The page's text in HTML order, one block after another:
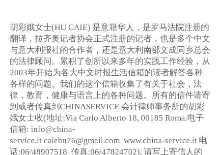
胡彩娥女士(HU CAIE) 是意籍华人，是罗马法院注册的
翻译，拉齐奥记者协会正式注册的记者，也是多个中文
与意大利报社的合作者，还是意大利南部文成同乡总会
的法律顾问。累积了创所以来多年的实践工作经验，从
2003年开始为各大中文时报生活信箱的读者解答各种
各样的问题。我们的这个信箱收集了有关于社会，法
律，教育，健康与语言上的各种问题。所有的信件请寄
到或者传真到CHINASERVICE 会计律师事务所的胡彩
娥女士收(地址:Via Carlo Alberto 18, 00185 Roma.电子
信箱: info@china-
service.it caiehu76@gmail.com www.china-service.it 电
话:06/48907518 传真:06/47824702), 请写上寄信人的